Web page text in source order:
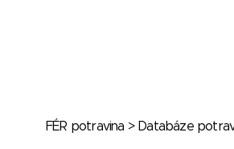
FÉR potravina > Databáze